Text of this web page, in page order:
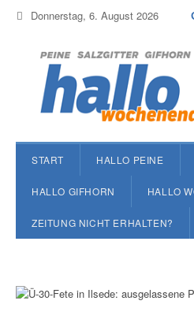
Donnerstag, 6. August 2026
START HALLO PEINE
HALLO GIFHORN HALLO
ZEITUNG NICHT ERHALTEN?